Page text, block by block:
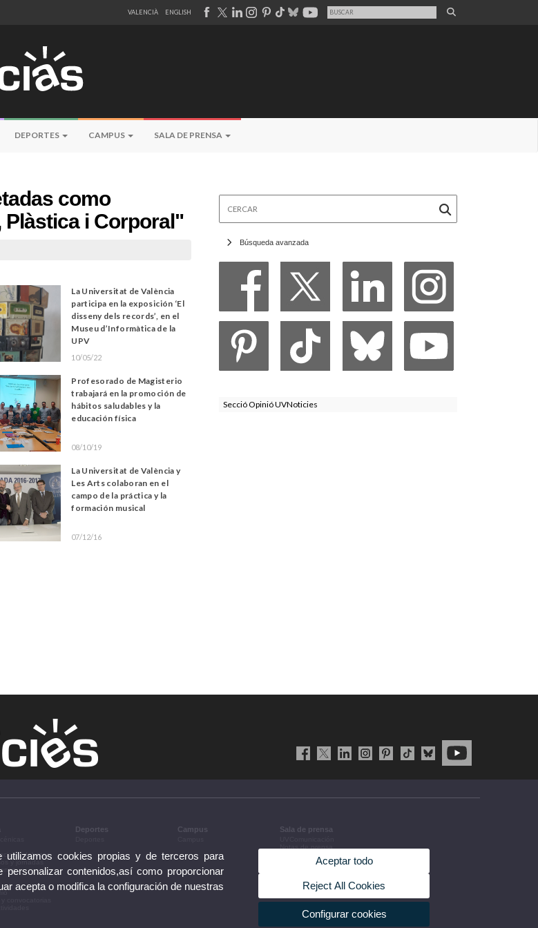
VALENCIÀ ENGLISH
DEPORTES CAMPUS SALA DE PRENSA
como
i Corporal"
La Universitat de València
participa en la exposición ‘El
disseny dels records’, en el
Museu d’Informàtica de la
UPV
10/05/22
Profesorado de Magisterio
trabajará en la promoción de
hábitos saludables y la
educación física
08/10/19
La Universitat de València y
Les Arts colaboran en el
campo de la práctica y la
formación musical
07/12/16
Búsqueda avanzada
Secció Opinió UVNoticies
y debates
y jornadas
Deportes Campus Sala de prensa
Acuerdos de gobierno
cookies propias y de terceros para
contenidos,así como proporcionar
acepta o modifica la configuración de nuestras
Aceptar todo
Reject All Cookies
Configurar cookies